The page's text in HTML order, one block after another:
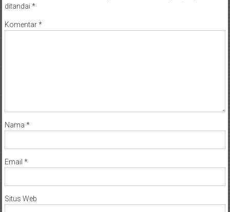
ditandai *
Komentar*
Nama *
Email *
Situs Web